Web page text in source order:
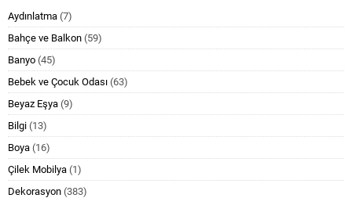
Aydınlatma (7)
Bahçe ve Balkon (59)
Banyo (45)
Bebek ve Çocuk Odası (63)
Beyaz Eşya (9)
Bilgi (13)
Boya (16)
Çilek Mobilya (1)
Dekorasyon (383)